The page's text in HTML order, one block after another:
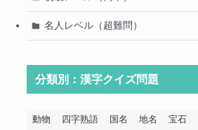
名人レベル（超難問）
分類別：漢字クイズ問題
動物 四字熟語 国名 地名 宝石